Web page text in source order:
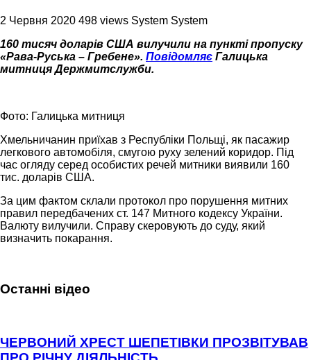
2 Червня 2020 498 views System System
160 тисяч доларів США вилучили на пункті пропуску
«Рава-Руська – Гребене». Повідомляє Галицька
митниця Держмитслужби.
Фото: Галицька митниця
Хмельничанин приїхав з Республіки Польщі, як пасажир
легкового автомобіля, смугою руху зелений коридор. Під
час огляду серед особистих речей митники виявили 160
тис. доларів США.
За цим фактом склали протокол про порушення митних
правил передбачених ст. 147 Митного кодексу України.
Валюту вилучили. Справу скеровують до суду, який
визначить покарання.
Останні відео
ЧЕРВОНИЙ ХРЕСТ ШЕПЕТІВКИ ПРОЗВІТУВАВ